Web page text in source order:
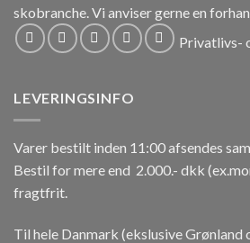
skobranche.Vi anviser gerne en
Privatlivs-
LEVERINGSINFO
Varer bestilt inden 11:00 afsendes
Bestil for mere end 2.000.- dkk
fragtfrit.
Til hele Danmark (ekslusive Grønland